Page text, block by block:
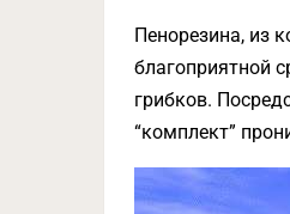
Пенорезина, из
благоприятной
грибков.
“комплект”